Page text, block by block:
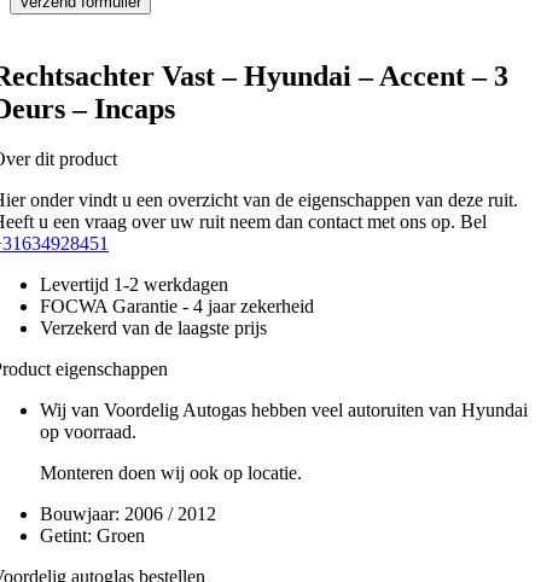
Vast – Hyundai – Accent – 3
– Incaps
dit product
onder vindt u een overzicht van de eigenschappen van deze ruit.
u een vraag over uw ruit neem dan contact met ons op. Bel
Levertijd 1-2 werkdagen
FOCWA Garantie - 4 jaar zekerheid
Verzekerd van de laagste prijs
eigenschappen
Wij van Voordelig Autogas hebben veel autoruiten van Hyundai
op voorraad.
Monteren doen wij ook op locatie.
Bouwjaar: 2006 / 2012
Getint: Groen
autoglas bestellen